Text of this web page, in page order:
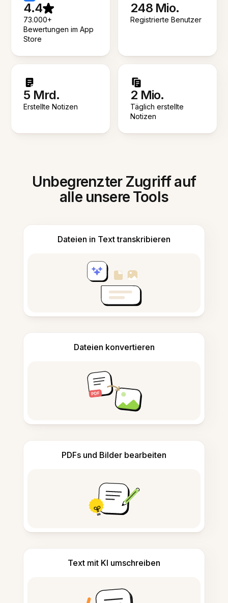
4.4
73.000+
Bewertungen im App
Store
248 Mio.
Registrierte Benutzer
5 Mrd.
Erstellte Notizen
2 Mio.
Täglich erstellte
Notizen
Unbegrenzter Zugriff auf
alle unsere Tools
Dateien in Text transkribieren
Dateien konvertieren
PDFs und Bilder bearbeiten
Text mit KI umschreiben